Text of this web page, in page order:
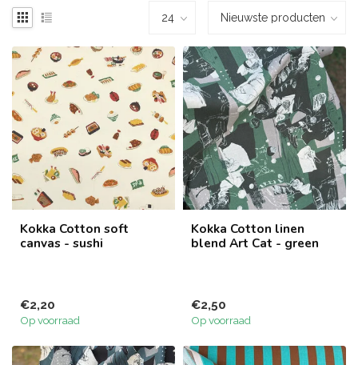
Kokka Cotton soft
canvas - sushi
€2,20
Op voorraad
Kokka Cotton linen
blend Art Cat - green
€2,50
Op voorraad